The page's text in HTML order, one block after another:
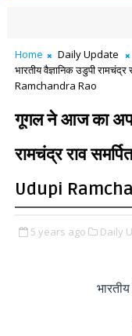
Home Daily Update
भारतीय वैज्ञानिक उडुपी
Ramchandra Rao
गूगल ने आज का
रामचंद्र राव
Udupi
5 years ago Daily